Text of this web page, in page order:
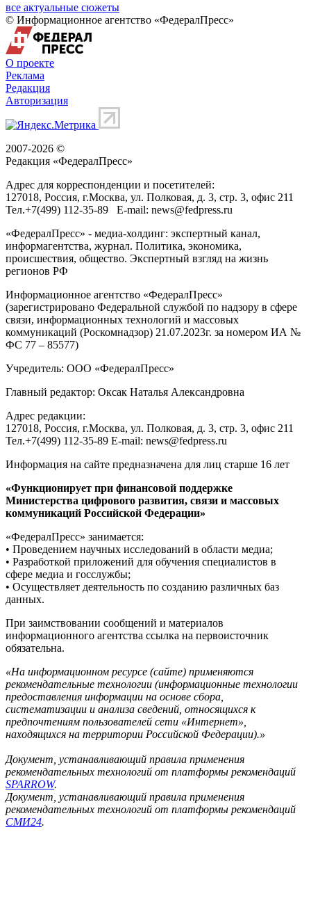
все актуальные сюжеты
© Информационное агентство «ФедералПресс»
О проекте
Реклама
Редакция
Авторизация
2007-2026 ©
Редакция «ФедералПресс»
Адрес для корреспонденции и посетителей:
127018, Россия, г.Москва, ул. Полковая, д. 3, стр. 3, офис 211
Тел.+7(499) 112-35-89 E-mail: news@fedpress.ru
«ФедералПресс» - медиа-холдинг: экспертный канал,
информагентства, журнал. Политика, экономика,
происшествия, общество. Экспертный взгляд на жизнь
регионов РФ
Информационное агентство «ФедералПресс»
(зарегистрировано Федеральной службой по надзору в сфере
связи, информационных технологий и массовых
коммуникаций (Роскомнадзор) 21.07.2023г. за номером ИА №
ФС 77 – 85577)
Учредитель: ООО «ФедералПресс»
Главный редактор: Оксак Наталья Александровна
Адрес редакции:
127018, Россия, г.Москва, ул. Полковая, д. 3, стр. 3, офис 211
Тел.+7(499) 112-35-89 E-mail: news@fedpress.ru
Информация на сайте предназначена для лиц старше 16 лет
«Функционирует при финансовой поддержке
Министерства цифрового развития, связи и массовых
коммуникаций Российской Федерации»
«ФедералПресс» занимается:
• Проведением научных исследований в области медиа;
• Разработкой приложений для обучения специалистов в
сфере медиа и госслужбы;
• Осуществляет деятельность по созданию различных баз
данных.
При заимствовании сообщений и материалов
информационного агентства ссылка на первоисточник
обязательна.
«На информационном ресурсе (сайте) применяются
рекомендательные технологии (информационные технологии
предоставления информации на основе сбора,
систематизации и анализа сведений, относящихся к
предпочтениям пользователей сети «Интернет»,
находящихся на территории Российской Федерации).»
Документ, устанавливающий правила применения
рекомендательных технологий от платформы рекомендаций
SPARROW.
Документ, устанавливающий правила применения
рекомендательных технологий от платформы рекомендаций
СМИ24.